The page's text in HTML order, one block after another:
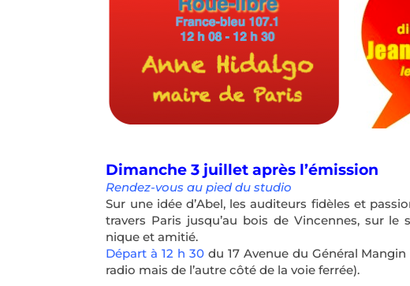
Dimanche 3 juillet après l’émission
Rendez-vous au pied du studio
Sur une idée d’Abel, les auditeurs fidèles et
travers Paris jusqu’au bois de Vincennes, sur le
nique et amitié.
Départ à 12 h 30 du 17 Avenue du Général
radio mais de l’autre côté de la voie ferrée).